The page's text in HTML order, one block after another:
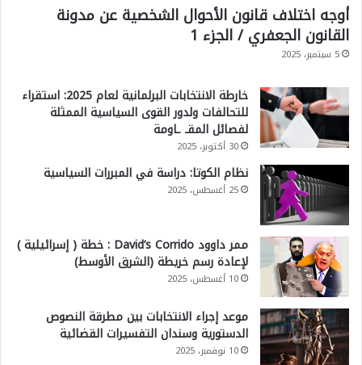
ا
ط
ا
أوجه اختلاف قانون الأحوال الشخصية عن مدونة
القانون الجعفري / الجزء 1
5 سبتمبر، 2025
خارطة الانتخابات البرلمانية لعام 2025: استقراء
للتحالفات ولدور القوى السياسية الممثلة
لفصائل المقـ ـاومة
30 أكتوبر، 2025
نظام الكوتا: دراسة في المبررات السياسية
25 أغسطس، 2025
ممر داوود David’s Corrido : خطة ( إسرائيلية )
لإعادة رسم خريطة (الشرق الأوسط)
10 أغسطس، 2025
موعد إجراء الانتخابات بين مطرقة النصوص
الدستورية وسندان التفسيرات القضائية
10 نوفمبر، 2025